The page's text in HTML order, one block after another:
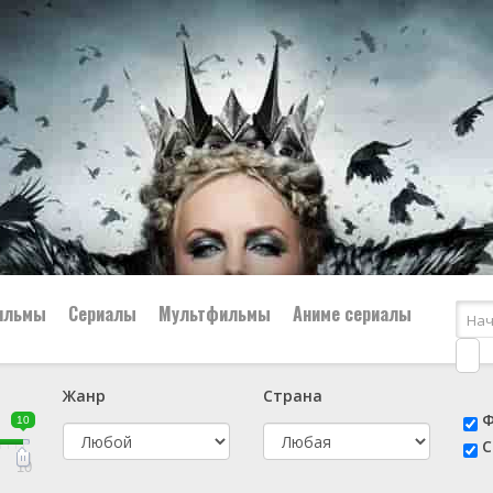
👨‍✈️ Военный
🕵️‍♂️ Детектив
Сериалы Мультфильмы Аниме сериалы
10
10
Жанр
Страна